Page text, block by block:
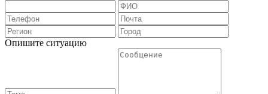
Опишите ситуацию